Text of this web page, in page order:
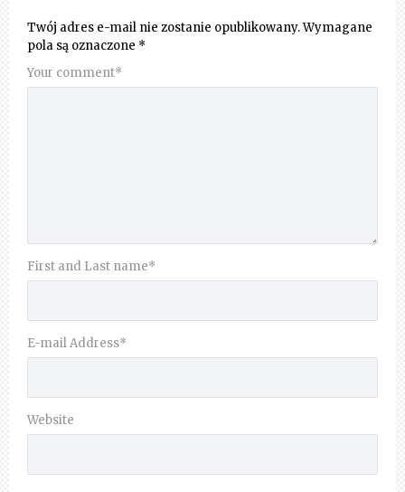
Twój adres e-mail nie zostanie opublikowany.Wymagane
pola są oznaczone *
Your comment*
First and Last name*
E-mail Address*
Website